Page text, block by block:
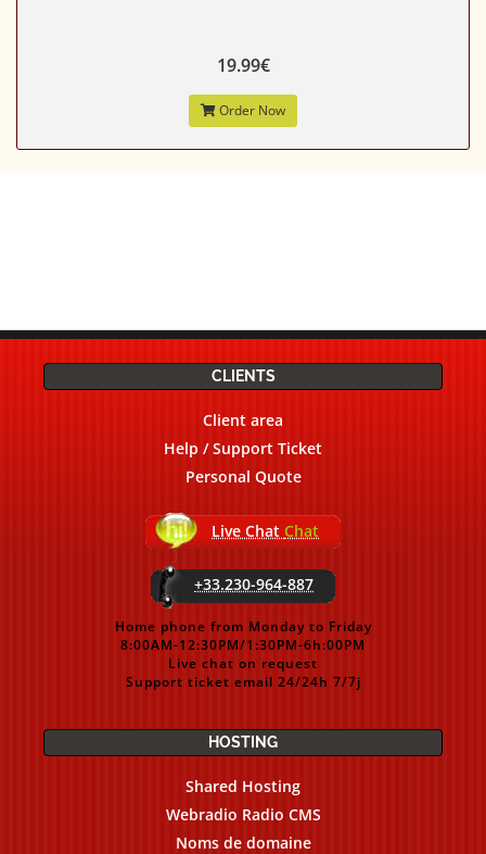
19.99€
Order Now
CLIENTS
Client area
Help / Support Ticket
Personal Quote
Live Chat Chat
+33.230-964-887
Home phone from Monday to Friday
8:00AM-12:30PM/1:30PM-6h:00PM
Live chat on request
Support ticket email 24/24h 7/7j
HOSTING
Shared Hosting
Webradio Radio CMS
Noms de domaine